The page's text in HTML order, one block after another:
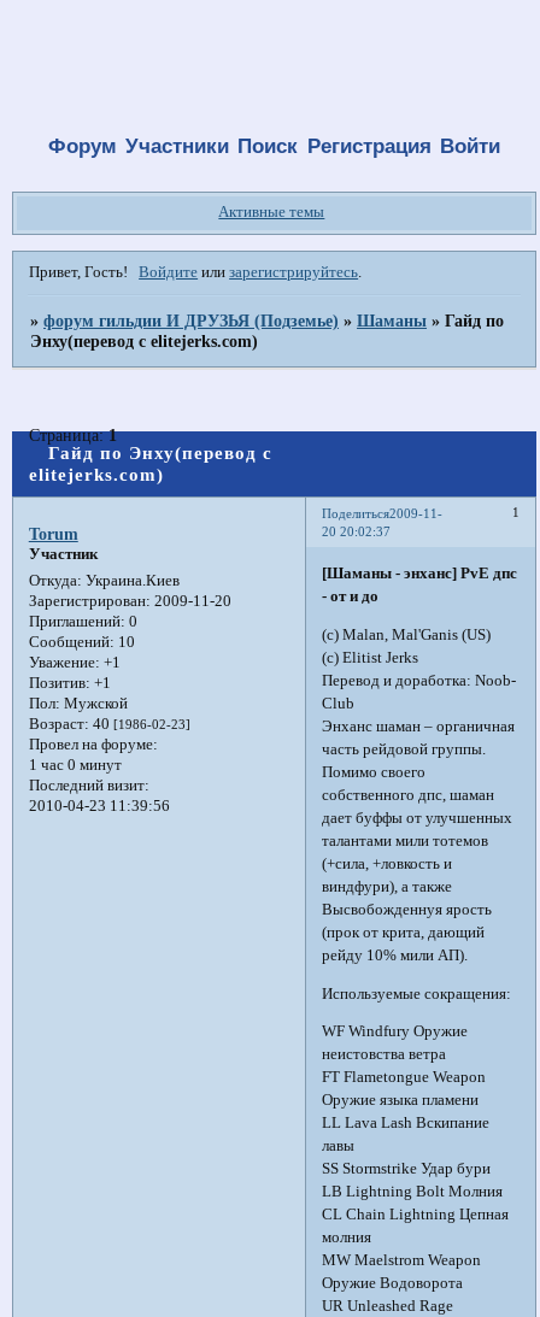
Форум Участники Поиск Регистрация Войти
Активные темы
Привет, Гость! Войдите илизарегистрируйтесь
»форум гильдии И ДРУЗЬЯ (Подземье) »Шаманы »Гайд по
Энху(перевод с elitejerks.com)
Гайд по Энху(перевод с
elitejerks.com)
Страница:1
Поделиться 1
2009-11-
20 20:02:37
Torum
Участник
Откуда: Украина.Киев
Зарегистрирован: 2009-11-20
Приглашений: 0
Сообщений: 10
Уважение: +1
Позитив: +1
Пол: Мужской
Возраст: 40 [1986-02-23]
Провел на форуме:
1 час 0 минут
Последний визит:
2010-04-23 11:39:56
[Шаманы - энханс] PvE дпс
- от и до
(c) Malan, Mal'Ganis (US)
(c) Elitist Jerks
Перевод и доработка: Noob-
Club
Энханс шаман – органичная
часть рейдовой группы.
Помимо своего
собственного дпс, шаман
дает буффы от улучшенных
талантами мили тотемов
(+сила, +ловкость и
виндфури), а также
Высвобожденнуя ярость
(прок от крита, дающий
рейду 10% мили АП).
Используемые сокращения:
WF Windfury Оружие
неистовства ветра
FT Flametongue Weapon
Оружие языка пламени
LL Lava Lash Вскипание
лавы
SS Stormstrike Удар бури
LB Lightning Bolt Молния
CL Chain Lightning Цепная
молния
MW Maelstrom Weapon
Оружие Водоворота
UR Unleashed Rage